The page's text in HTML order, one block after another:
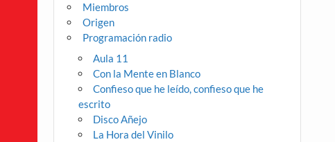
Miembros
Origen
Programación radio
Aula 11
Con la Mente en Blanco
Confieso que he leído, confieso que he
escrito
Disco Añejo
La Hora del Vinilo